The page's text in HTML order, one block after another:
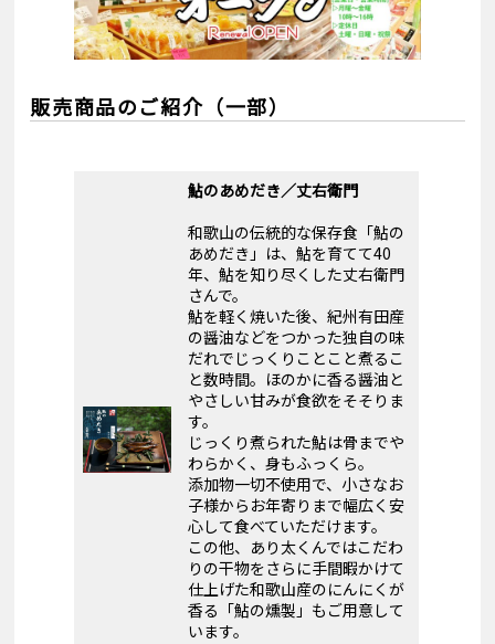
販売商品のご紹介（一部）
鮎のあめだき／丈右衛門
和歌山の伝統的な保存食「鮎の
あめだき」は、鮎を育てて40
年、鮎を知り尽くした丈右衛門
さんで。
鮎を軽く焼いた後、紀州有田産
の醤油などをつかった独自の味
だれでじっくりことこと煮るこ
と数時間。ほのかに香る醤油と
やさしい甘みが食欲をそそりま
す。
じっくり煮られた鮎は骨までや
わらかく、身もふっくら。
添加物一切不使用で、小さなお
子様からお年寄りまで幅広く安
心して食べていただけます。
この他、あり太くんではこだわ
りの干物をさらに手間暇かけて
仕上げた和歌山産のにんにくが
香る「鮎の燻製」もご用意して
います。